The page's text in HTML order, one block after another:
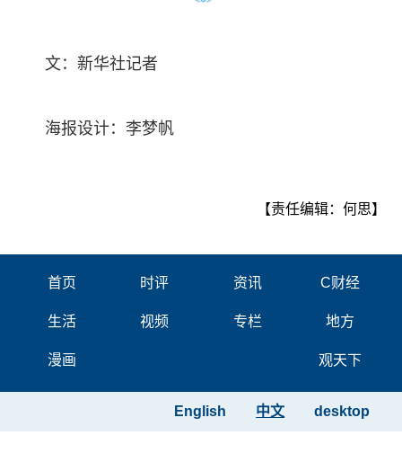
文：新华社记者
海报设计：李梦帆
【责任编辑：何思】
首页 时评 资讯 C财经
生活 视频 专栏 地方
漫画 观天下
desktop
中文
English